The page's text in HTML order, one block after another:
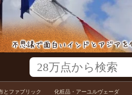
とファブリック 化粧品・アーユルヴェーダ